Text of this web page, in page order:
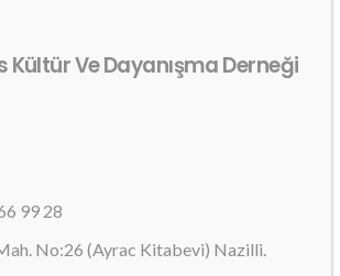
Kültür Ve Dayanışma Derneği
99 28
No:26 (Ayrac Kitabevi) Nazilli.